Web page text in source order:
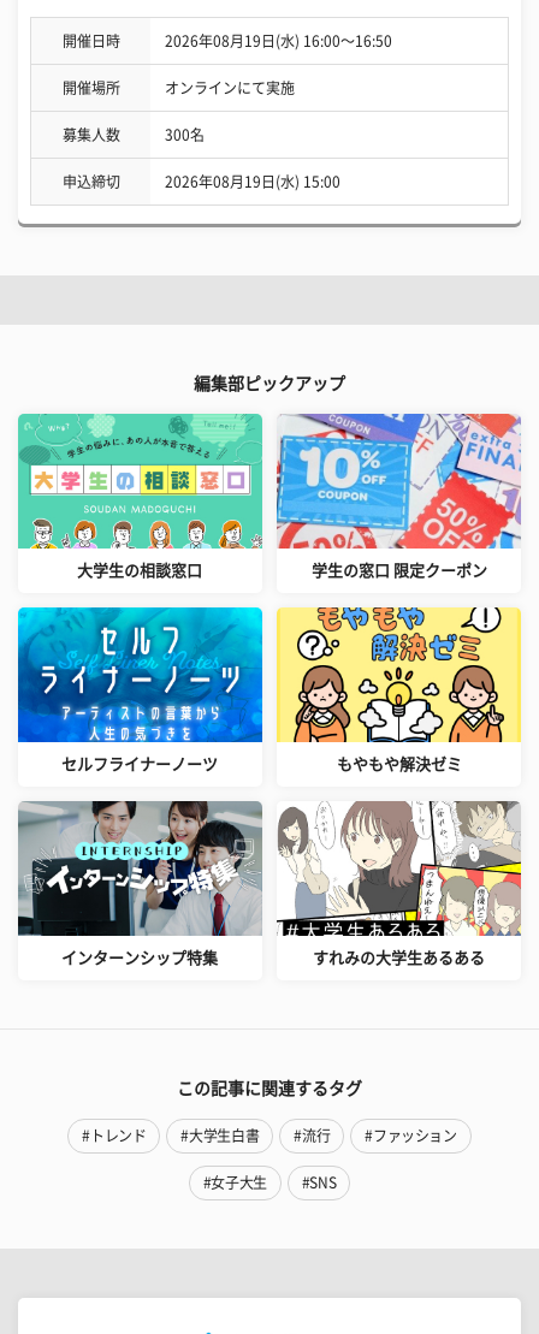
開催日時 2026年08月19日(水) 16:00〜16:50
開催場所 オンラインにて実施
募集人数 300名
申込締切 2026年08月19日(水) 15:00
編集部ピックアップ
大学生の相談窓口 学生の窓口 限定クーポン
セルフライナーノーツ もやもや解決ゼミ
インターンシップ特集 すれみの大学生あるある
この記事に関連するタグ
#トレンド #大学生白書 #流行 #ファッション
#女子大生 #SNS